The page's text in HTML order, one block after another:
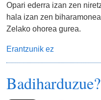
Opari ederra izan zen
hala izan zen
Zelako ohorea gurea.
Erantzunik ez
Badiharduzue?